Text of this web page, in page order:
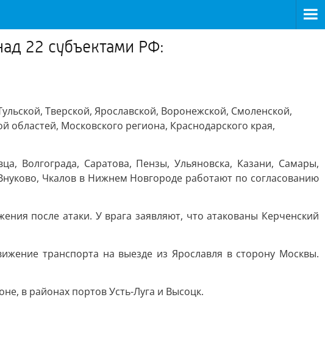
22 субъектами РФ:
Тверской, Ярославской, Воронежской, Смоленской,
областей, Московского региона, Краснодарского края,
Волгограда, Саратова, Пензы, Ульяновска, Казани, Самары,
Чкалов в Нижнем Новгороде работают по согласованию
после атаки. У врага заявляют, что атакованы Керченский
транспорта на выезде из Ярославля в сторону Москвы.
в районах портов Усть-Луга и Высоцк.